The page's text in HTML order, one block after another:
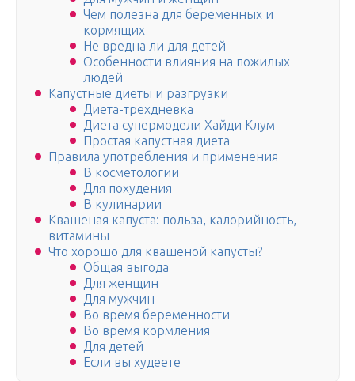
Чем полезна для беременных и
кормящих
Не вредна ли для детей
Особенности влияния на пожилых
людей
Капустные диеты и разгрузки
Диета-трехдневка
Диета супермодели Хайди Клум
Простая капустная диета
Правила употребления и применения
В косметологии
Для похудения
В кулинарии
Квашеная капуста: польза, калорийность,
витамины
Что хорошо для квашеной капусты?
Общая выгода
Для женщин
Для мужчин
Во время беременности
Во время кормления
Для детей
Если вы худеете